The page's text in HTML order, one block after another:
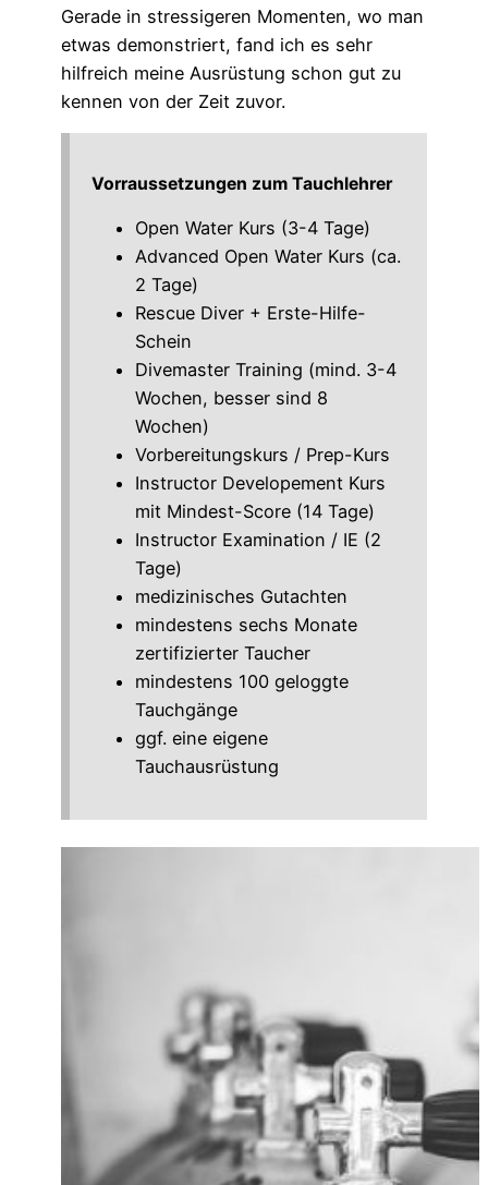
Gerade in stressigeren Momenten, wo man
etwas demonstriert, fand ich es sehr
hilfreich meine Ausrüstung schon gut zu
kennen von der Zeit zuvor.
Vorraussetzungen zum Tauchlehrer
Open Water Kurs (3-4 Tage)
Advanced Open Water Kurs (ca.
2 Tage)
Rescue Diver + Erste-Hilfe-
Schein
Divemaster Training (mind. 3-4
Wochen, besser sind 8
Wochen)
Vorbereitungskurs / Prep-Kurs
Instructor Developement Kurs
mit Mindest-Score (14 Tage)
Instructor Examination / IE (2
Tage)
medizinisches Gutachten
mindestens sechs Monate
zertifizierter Taucher
mindestens 100 geloggte
Tauchgänge
ggf. eine eigene
Tauchausrüstung